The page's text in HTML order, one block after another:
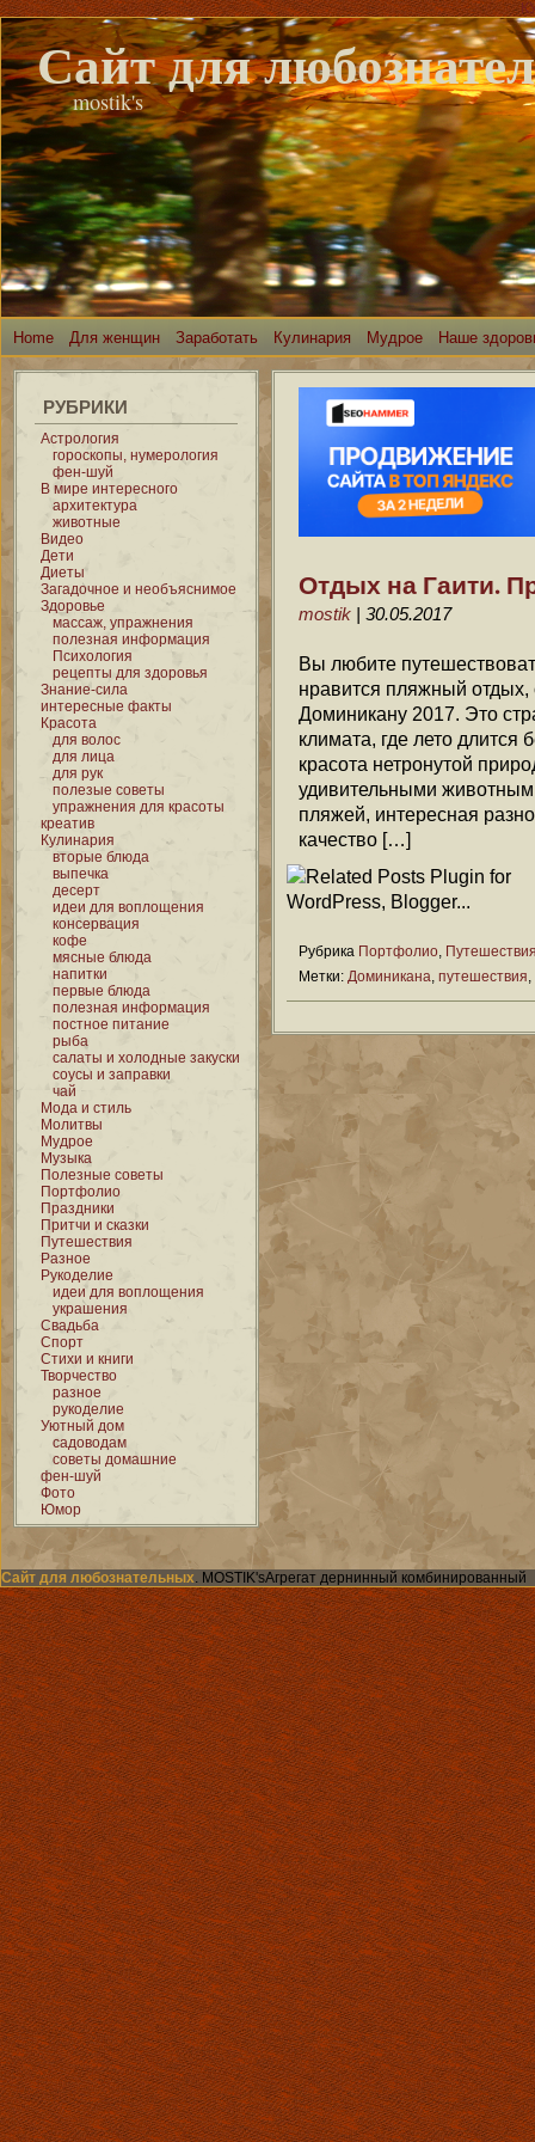
Сайт для
mostik's
Home Для женщин Заработать Кулинария Мудрое Наше
РУБРИКИ
Астрология
гороскопы, нумерология
фен-шуй
В мире интересного
архитектура
животные
Видео
Дети
Диеты
Загадочное и необъяснимое
Здоровье
массаж, упражнения
полезная информация
Психология
рецепты для здоровья
Знание-сила
интересные факты
Красота
для волос
для лица
для рук
полезые советы
упражнения для красоты
креатив
Кулинария
вторые блюда
выпечка
десерт
идеи для воплощения
консервация
кофе
мясные блюда
напитки
первые блюда
полезная информация
постное питание
рыба
салаты и холодные закуски
соусы и заправки
чай
Мода и стиль
Молитвы
Мудрое
Музыка
Полезные советы
Портфолио
Праздники
Притчи и сказки
Путешествия
Разное
Рукоделие
идеи для воплощения
украшения
Свадьба
Спорт
Стихи и книги
Творчество
разное
рукоделие
Уютный дом
садоводам
советы домашние
фен-шуй
Фото
Юмор
Отдых на Гаити.
mostik | 30.05.2017
Вы любите
нравится пляжный
Доминикану 2017. Это
климата, где лето длится
красота нетронутой
удивительными
пляжей, интересная
качество […]
Рубрика Портфолио
Метки: Доминикана путешествия
Сайт для любознательных. MOSTIK'sАгрегат дернинный комбинированный